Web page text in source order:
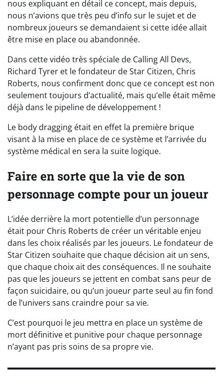
nous expliquant en détail ce concept, mais depuis,
nous n’avions que très peu d’info sur le sujet et de
nombreux joueurs se demandaient si cette idée allait
être mise en place ou abandonnée.
Dans cette vidéo très spéciale de Calling All Devs,
Richard Tyrer et le fondateur de Star Citizen, Chris
Roberts, nous confirment donc que ce concept est non
seulement toujours d’actualité, mais qu’elle était même
déjà dans le pipeline de développement !
Le body dragging était en effet la première brique
visant à la mise en place de ce système et l’arrivée du
système médical en sera la suite logique.
Faire en sorte que la vie de son
personnage compte pour un joueur
L’idée derrière la mort potentielle d’un personnage
était pour Chris Roberts de créer un véritable enjeu
dans les choix réalisés par les joueurs. Le fondateur de
Star Citizen souhaite que chaque décision ait un sens,
que chaque choix ait des conséquences. Il ne souhaite
pas que les joueurs se jettent en combat sans peur de
façon suicidaire, ou qu’un joueur parte seul au fin fond
de l’univers sans craindre pour sa vie.
C’est pourquoi le jeu mettra en place un système de
mort définitive et punitive pour chaque personnage
n’ayant pas pris soins de sa propre vie.